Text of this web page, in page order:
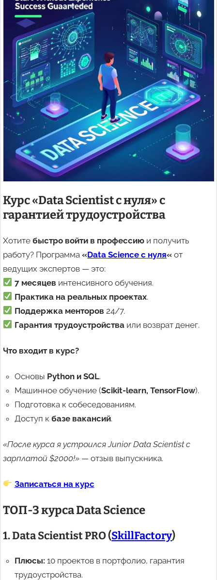
Курс «Data Scientist с нуля» с
гарантией трудоустройства
Хотитебыстро войти в профессию и получить
работу? Программа«Data Science с нуля« от
ведущих экспертов — это:
7 месяцев интенсивного обучения.
Практика на реальных проектах.
Поддержка менторов 24/7.
Гарантия трудоустройстваили возврат денег.
Что входит в курс?
Основы Python и SQL.
Машинное обучение (Scikit-learn, TensorFlow).
Подготовка к собеседованиям.
Доступ кбазе вакансий.
«После курса я устроился Junior Data Scientist с
зарплатой $2000!» — отзыв выпускника.
Записаться на курс
ТОП-3 курса Data Science
1. Data Scientist PRO (SkillFactory)
Плюсы: 10 проектов в портфолио, гарантия
трудоустройства.